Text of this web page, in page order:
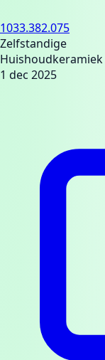
1033.382.075
Zelfstandige
Huishoudkeramiek
1 dec 2025